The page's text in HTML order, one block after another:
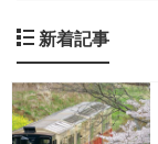
新着記事